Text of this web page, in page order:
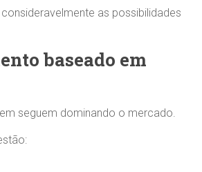
as possibilidades
baseado em
seguem dominando o mercado.